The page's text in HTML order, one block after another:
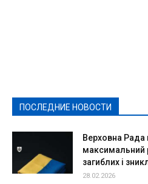
ПОСЛЕДНИЕ НОВОСТИ
Верховна Рада
максимальний
загиблих і
28.02.2026